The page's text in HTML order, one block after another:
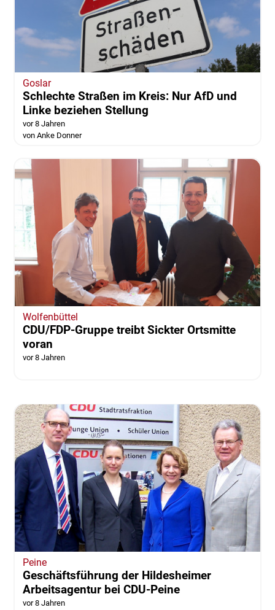
Goslar
Schlechte Straßen im Kreis: Nur AfD und
Linke beziehen Stellung
vor 8 Jahren
von Anke Donner
Wolfenbüttel
CDU/FDP-Gruppe treibt Sickter Ortsmitte
voran
vor 8 Jahren
Peine
Geschäftsführung der Hildesheimer
Arbeitsagentur bei CDU-Peine
vor 8 Jahren